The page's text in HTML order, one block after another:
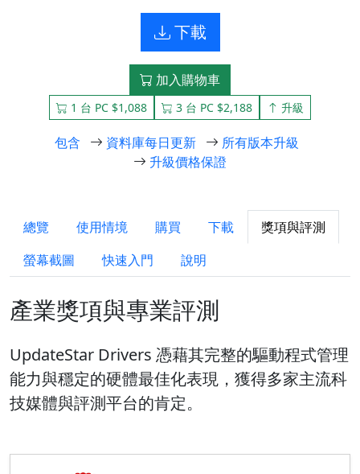
下載
加入購物車
1 台 PC $1,088 3 台 PC $2,188 升級
包含 資料庫每日更新
所有版本升級
升級價格保證
總覽 使用情境 購買 下載
獎項與評測
螢幕截圖
快速入門 說明
產業獎項與專業評測
UpdateStar Drivers 憑藉其完整的驅動程式管理
能力與穩定的硬體最佳化表現，獲得多家主流科
技媒體與評測平台的肯定。